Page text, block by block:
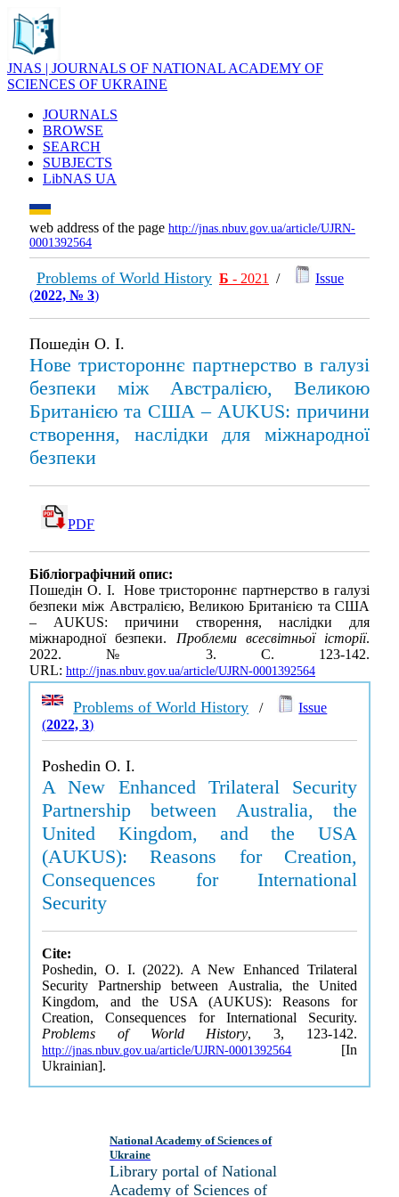
JNAS | JOURNALS OF NATIONAL ACADEMY OF
SCIENCES OF UKRAINE
JOURNALS
BROWSE
SEARCH
SUBJECTS
LibNAS UA
web address of the page http://jnas.nbuv.gov.ua/article/UJRN-
0001392564
Problems of World History Б - 2021 /
Issue
(2022, № 3)
Пошедін О. І.
Нове тристороннє партнерство в галузі
безпеки між Австралією, Великою
Британією та США – AUKUS: причини
створення, наслідки для міжнародної
безпеки
PDF
Бібліографічний опис:
Пошедін О. І. Нове тристороннє партнерство в галузі
безпеки між Австралією, Великою Британією та США
– AUKUS: причини створення, наслідки для
міжнародної безпеки. Проблеми всесвітньої історії.
2022. № 3. С. 123-142.
URL: http://jnas.nbuv.gov.ua/article/UJRN-0001392564
Problems of World History /
Issue
(2022, 3)
Poshedin O. I.
A New Enhanced Trilateral Security
Partnership between Australia, the
United Kingdom, and the USA
(AUKUS): Reasons for Creation,
Consequences for International
Security
Cite:
Poshedin, O. I. (2022). A New Enhanced Trilateral
Security Partnership between Australia, the United
Kingdom, and the USA (AUKUS): Reasons for
Creation, Consequences for International Security.
Problems of World History, 3, 123-142.
http://jnas.nbuv.gov.ua/article/UJRN-0001392564 [In
Ukrainian].
National Academy of Sciences of
Ukraine
Library portal of National
Academy of Sciences of